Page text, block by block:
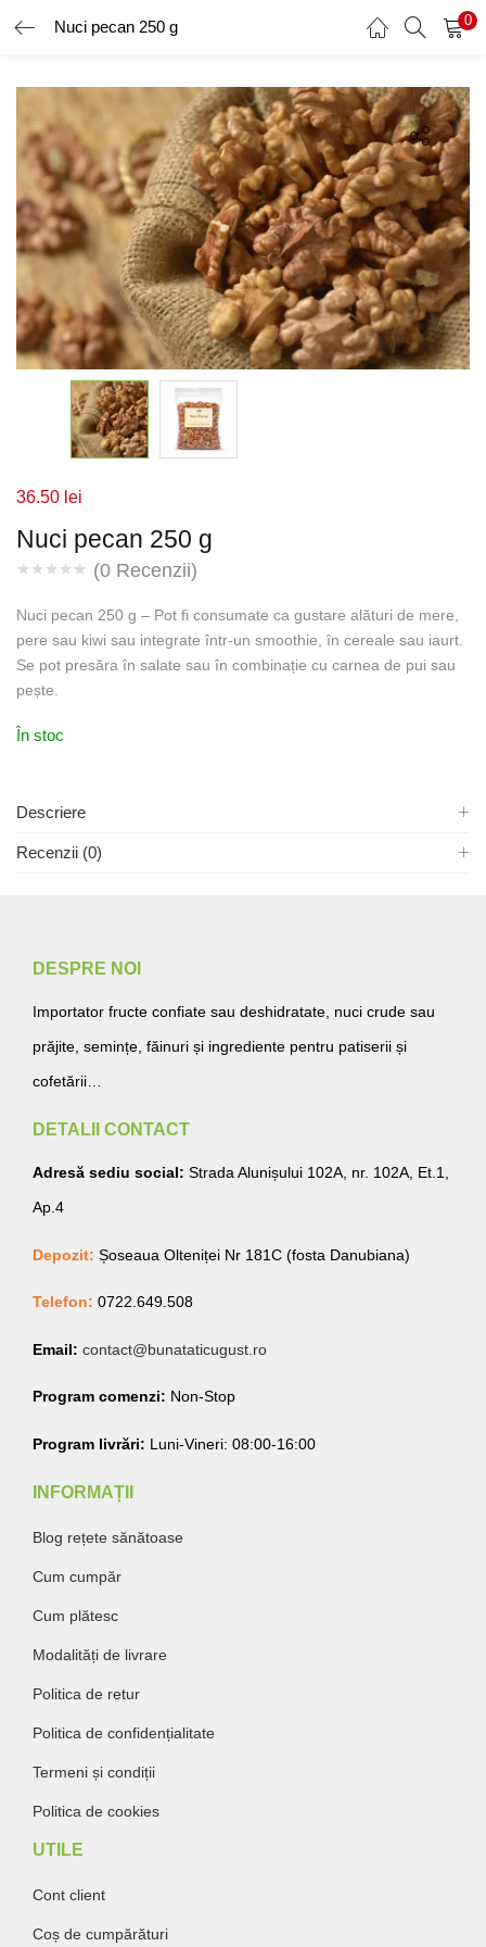
Nuci pecan 250 g 0
AUTENTIFICARE ÎNREGISTRARE
Introduceți numele de utilizator și parola pentru a vă autentifica.
Amintește-ți de mine
Ai uitat parola?
Nuci pecan 250 g
(0 Recenzii)
36.50 lei
Nuci pecan 250 g – Pot fi consumate ca gustare alături de mere,
pere sau kiwi sau integrate într-un smoothie, în cereale sau iaurt.
Se pot presăra în salate sau în combinație cu carnea de pui sau
pește.
În stoc
Descriere
Recenzii (0)
DESPRE NOI
Importator fructe confiate sau deshidratate, nuci crude sau
prăjite, semințe, făinuri și ingrediente pentru patiserii și
cofetării…
DETALII CONTACT
Adresă sediu social: Strada Alunișului 102A, nr. 102A, Et.1,
Ap.4
Depozit: Șoseaua Olteniței Nr 181C (fosta Danubiana)
Telefon: 0722.649.508
Email: contact@bunataticugust.ro
Program comenzi: Non-Stop
Program livrări: Luni-Vineri: 08:00-16:00
INFORMAȚII
Blog rețete sănătoase
Cum cumpăr
Cum plătesc
Modalități de livrare
Politica de retur
Politica de confidențialitate
Termeni și condiții
Politica de cookies
UTILE
Cont client
Coș de cumpărături